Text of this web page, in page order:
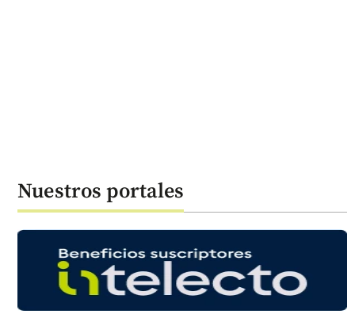
Nuestros portales